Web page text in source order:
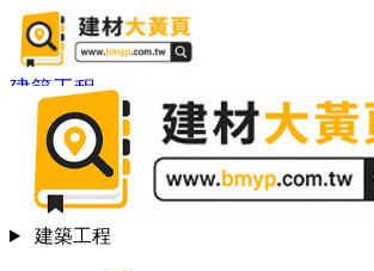
建築工程
建築工程